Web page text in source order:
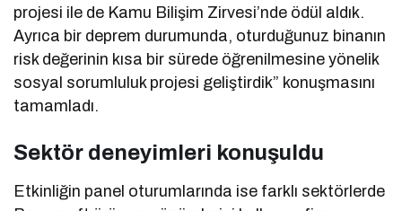
projesi ile de Kamu Bilişim Zirvesi’nde ödül aldık.
Ayrıca bir deprem durumunda, oturduğunuz binanın
risk değerinin kısa bir sürede öğrenilmesine yönelik
sosyal sorumluluk projesi geliştirdik” konuşmasını
tamamladı.
Sektör deneyimleri konuşuldu
Etkinliğin panel oturumlarında ise farklı sektörlerde